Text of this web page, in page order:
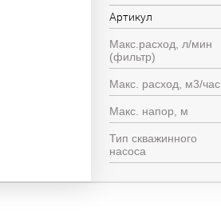
Артикул
Макс.расход, л/мин
(фильтр)
Макс. расход, м3/час
Макс. напор, м
Тип скважинного
насоса